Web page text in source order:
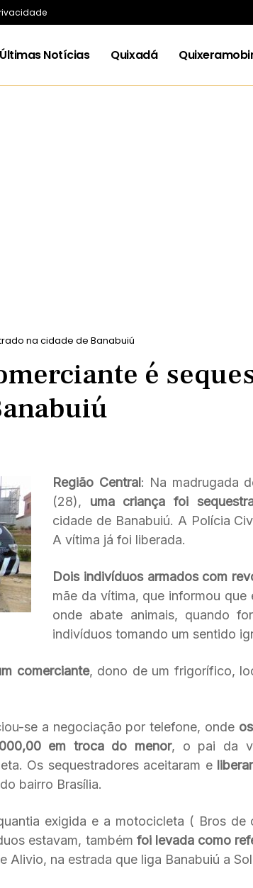
Últimas Notícias Quixadá
na cidade de Banabuiú
é
Região Central: Na madrugada
(28), uma criança foi
cidade de Banabuiú. A Polícia
A vítima já foi liberada.
Dois indivíduos armados com
mãe da vítima, que informou que
onde abate animais, quando
indivíduos tomando um sentido
comerciante, dono de um frigorífico,
se a negociação por telefone, onde
em troca do menor, o pai da
Os sequestradores aceitaram e
bairro Brasília.
exigida e a motocicleta ( Bros de
estavam, também foi levada como
Alivio, na estrada que liga Banabuiú a